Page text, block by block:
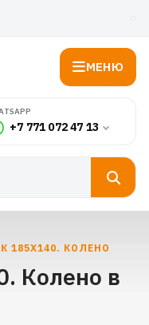
МЕНЮ
+7 771 072 47 13
185Х140. КОЛЕНО
Колено в